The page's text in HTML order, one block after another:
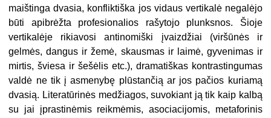
maištinga dvasia, konfliktiška jos vidaus vertikalė negalėjo
būti apibrėžta profesionalios rašytojo plunksnos. Šioje
vertikalėje rikiavosi antinomiški įvaizdžiai (viršūnės ir
gelmės, dangus ir žemė, skausmas ir laimė, gyvenimas ir
mirtis, šviesa ir šešėlis etc.), dramatiškas kon­trastingumas
valdė ne tik į asmenybę plūstančią ar jos pačios kuriamą
dvasią. Literatūrinės medžiagos, suvokiant ją tik kaip kalbą
su jai įprastinėmis reikmėmis, asociacijomis, metaforinis